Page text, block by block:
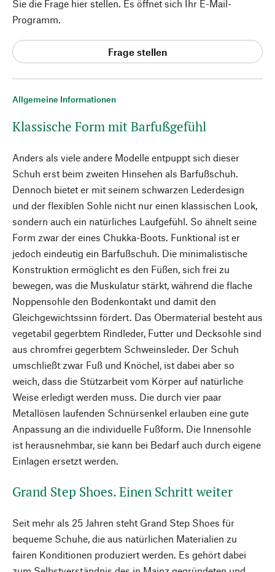
Allgemeine Informationen
Klassische Form mit Barfußgefühl
Anders als viele andere Modelle entpuppt sich dieser
Schuh erst beim zweiten Hinsehen als Barfußschuh.
Dennoch bietet er mit seinem schwarzen Lederdesign
und der flexiblen Sohle nicht nur einen klassischen Look,
sondern auch ein natürliches Laufgefühl. So ähnelt seine
Form zwar der eines Chukka-Boots. Funktional ist er
jedoch eindeutig ein Barfußschuh. Die minimalistische
Konstruktion ermöglicht es den Füßen, sich frei zu
bewegen, was die Muskulatur stärkt, während die flache
Noppensohle den Bodenkontakt und damit den
Gleichgewichtssinn fördert. Das Obermaterial besteht aus
vegetabil gegerbtem Rindleder, Futter und Decksohle sind
aus chromfrei gegerbtem Schweinsleder. Der Schuh
umschließt zwar Fuß und Knöchel, ist dabei aber so
weich, dass die Stützarbeit vom Körper auf natürliche
Weise erledigt werden muss. Die durch vier paar
Metallösen laufenden Schnürsenkel erlauben eine gute
Anpassung an die individuelle Fußform. Die Innensohle
ist herausnehmbar, sie kann bei Bedarf auch durch eigene
Einlagen ersetzt werden.
Grand Step Shoes. Einen Schritt weiter
Seit mehr als 25 Jahren steht Grand Step Shoes für
bequeme Schuhe, die aus natürlichen Materialien zu
fairen Konditionen produziert werden. Es gehört dabei
Sie die Frage hier stellen. Es öffnet sich Ihr E-Mail-
Programm.
Frage stellen